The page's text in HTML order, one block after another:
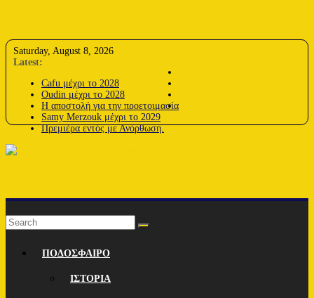
Saturday, August 8, 2026
Latest:
Cafu μέχρι το 2028
Oudin μέχρι το 2028
Η αποστολή για την προετοιμασία
Samy Merzouk μέχρι το 2029
Πρεμιέρα εντός με Ανόρθωση.
ΠΟΔΟΣΦΑΙΡΟ
ΙΣΤΟΡΙΑ